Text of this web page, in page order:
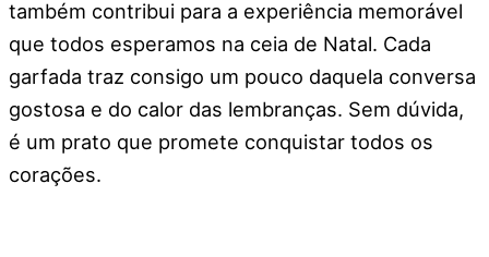
também contribui para a experiência memorável
que todos esperamos na ceia de Natal. Cada
garfada traz consigo um pouco daquela conversa
gostosa e do calor das lembranças. Sem dúvida,
é um prato que promete conquistar todos os
corações.